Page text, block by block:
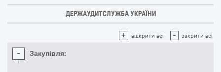
ДЕРЖАУДИТСЛУЖБА УКРАЇНИ
+ відкрити всі - закрити всі
- Закупівля: